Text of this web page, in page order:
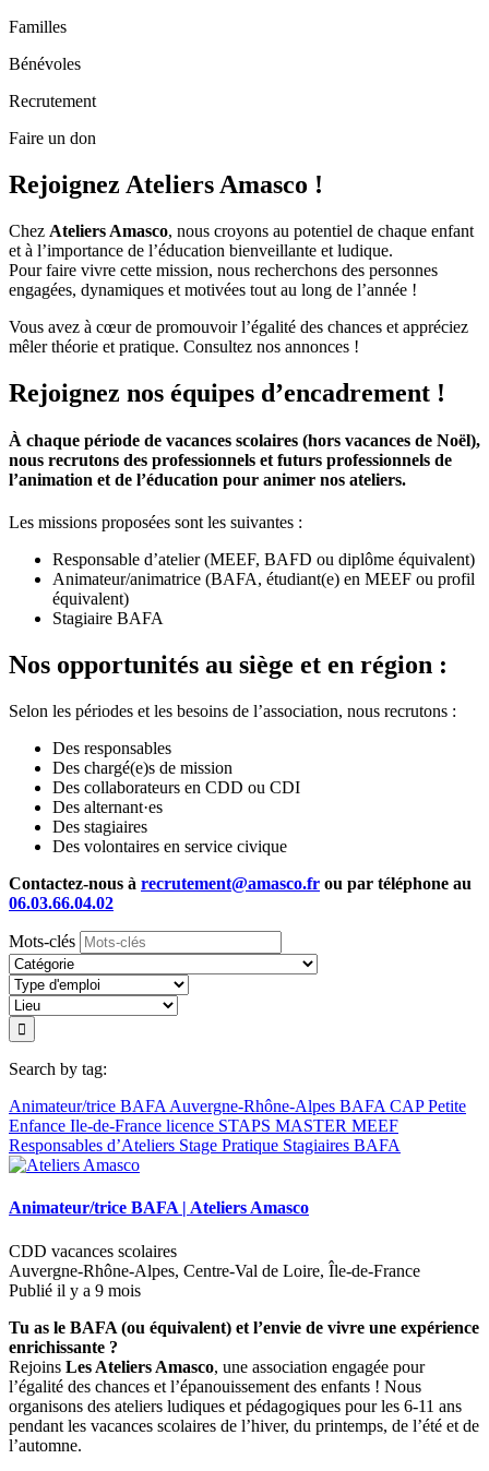
Familles
Bénévoles
Recrutement
Faire un don
Rejoignez Ateliers Amasco !
Chez Ateliers Amasco, nous croyons au potentiel de chaque enfant
et à l’importance de l’éducation bienveillante et ludique.
Pour faire vivre cette mission, nous recherchons des personnes
engagées, dynamiques et motivées tout au long de l’année !
Vous avez à cœur de promouvoir l’égalité des chances et appréciez
mêler théorie et pratique. Consultez nos annonces !
Rejoignez nos équipes d’encadrement !
À chaque période de vacances scolaires (hors vacances de Noël),
nous recrutons des professionnels et futurs professionnels de
l’animation et de l’éducation pour animer nos ateliers.
Les missions proposées sont les suivantes :
Responsable d’atelier (MEEF, BAFD ou diplôme équivalent)
Animateur/animatrice (BAFA, étudiant(e) en MEEF ou profil
équivalent)
Stagiaire BAFA
Nos opportunités au siège et en région :
Selon les périodes et les besoins de l’association, nous recrutons :
Des responsables
Des chargé(e)s de mission
Des collaborateurs en CDD ou CDI
Des alternant·es
Des stagiaires
Des volontaires en service civique
Contactez-nous à recrutement@amasco.fr ou par téléphone au
06.03.66.04.02
Mots-clés
Search by tag:
Animateur/trice BAFA Auvergne-Rhône-Alpes BAFA CAP Petite
Enfance Ile-de-France licence STAPS MASTER MEEF
Responsables d’Ateliers Stage Pratique Stagiaires BAFA
Animateur/trice BAFA | Ateliers Amasco
CDD vacances scolaires
Auvergne-Rhône-Alpes, Centre-Val de Loire, Île-de-France
Publié il y a 9 mois
Tu as le BAFA (ou équivalent) et l’envie de vivre une expérience
enrichissante ?
Rejoins Les Ateliers Amasco, une association engagée pour
l’égalité des chances et l’épanouissement des enfants ! Nous
organisons des ateliers ludiques et pédagogiques pour les 6-11 ans
pendant les vacances scolaires de l’hiver, du printemps, de l’été et de
l’automne.